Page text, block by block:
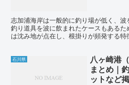
志加浦海岸は一般的に釣り場が低く、
釣り道具を波に飲まれたケースもある
は沈み地が点在し、根掛りが頻発する
石川県
八ヶ崎港
まとめ｜
ットなど